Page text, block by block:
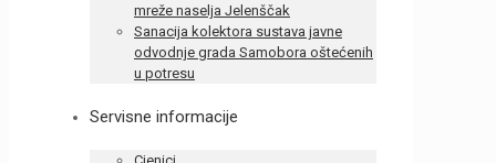
mreže naselja Jelenščak
Sanacija kolektora sustava javne
odvodnje grada Samobora oštećenih
u potresu
Servisne informacije